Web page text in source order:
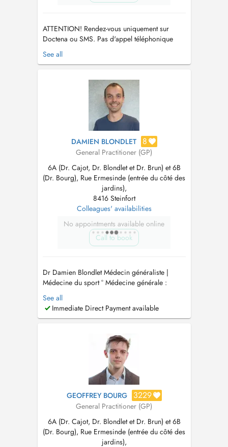
ATTENTION! Rendez-vous uniquement sur
Doctena ou SMS. Pas d'appel téléphonique
s.v.p. PARKING: Vous pouvez vous garer sur le
parking autour des bâtiments gratuitement et
pied sur la zone piétonne entre les nouveaux
bâtiments durant 50 m. La p...
See all
DAMIEN BLONDLET 8
General Practitioner (GP)
6A (Dr. Cajot, Dr. Blondlet et Dr. Brun) et 6B
(Dr. Bourg), Rue Ermesinde (entrée du côté des
jardins),
8416 Steinfort
Colleagues' availabilities
No appointments available online
Call to book
Dr Damien Blondlet Médecin généraliste |
Médecine du sport ° Médecine générale :
Consultations de suivi, médecine préventive et
prise en charge des pathologies aiguës ou
chroniques. ° Traumatologie du sport °
Infiltrations articulaires (acide hyal...
See all
Immediate Direct Payment available
GEOFFREY BOURG 3229
General Practitioner (GP)
6A (Dr. Cajot, Dr. Blondlet et Dr. Brun) et 6B
(Dr. Bourg), Rue Ermesinde (entrée du côté des
jardins),